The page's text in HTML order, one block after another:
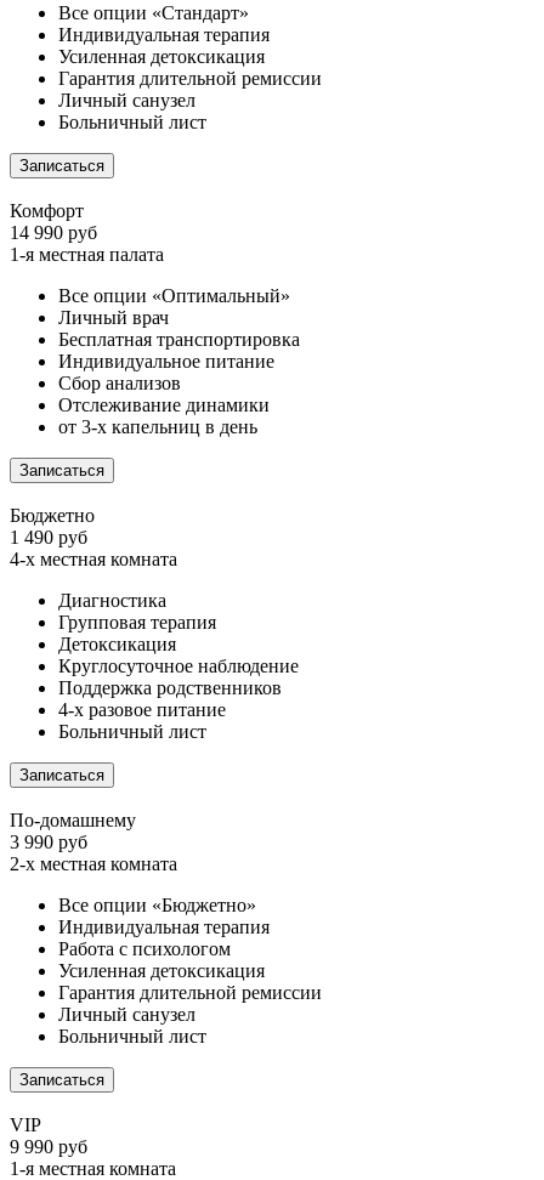
Все опции «Стандарт»
Индивидуальная терапия
Усиленная детоксикация
Гарантия длительной ремиссии
Личный санузел
Больничный лист
Записаться
Комфорт
14 990 руб
1-я местная палата
Все опции «Оптимальный»
Личный врач
Бесплатная транспортировка
Индивидуальное питание
Сбор анализов
Отслеживание динамики
от 3-х капельниц в день
Записаться
Бюджетно
1 490 руб
4-х местная комната
Диагностика
Групповая терапия
Детоксикация
Круглосуточное наблюдение
Поддержка родственников
4-х разовое питание
Больничный лист
Записаться
По-домашнему
3 990 руб
2-х местная комната
Все опции «Бюджетно»
Индивидуальная терапия
Работа с психологом
Усиленная детоксикация
Гарантия длительной ремиссии
Личный санузел
Больничный лист
Записаться
VIP
9 990 руб
1-я местная комната